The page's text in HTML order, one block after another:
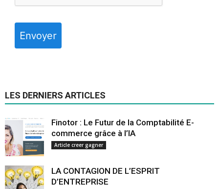
Envoyer
LES DERNIERS ARTICLES
Finotor : Le Futur de la Comptabilité E-
commerce grâce à l’IA
Article creer gagner
LA CONTAGION DE L’ESPRIT
D’ENTREPRISE